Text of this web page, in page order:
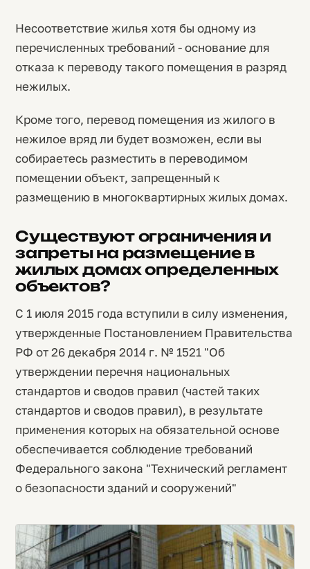
Несоответствие жилья хотя бы одному из
перечисленных требований - основание для
отказа к переводу такого помещения в разряд
нежилых.
Кроме того, перевод помещения из жилого в
нежилое вряд ли будет возможен, если вы
собираетесь разместить в переводимом
помещении объект, запрещенный к
размещению в многоквартирных жилых домах.
Существуют ограничения и
запреты на размещение в
жилых домах определенных
объектов?
С 1 июля 2015 года вступили в силу изменения,
утвержденные Постановлением Правительства
РФ от 26 декабря 2014 г. № 1521 "Об
утверждении перечня национальных
стандартов и сводов правил (частей таких
стандартов и сводов правил), в результате
применения которых на обязательной основе
обеспечивается соблюдение требований
Федерального закона "Технический регламент
о безопасности зданий и сооружений"